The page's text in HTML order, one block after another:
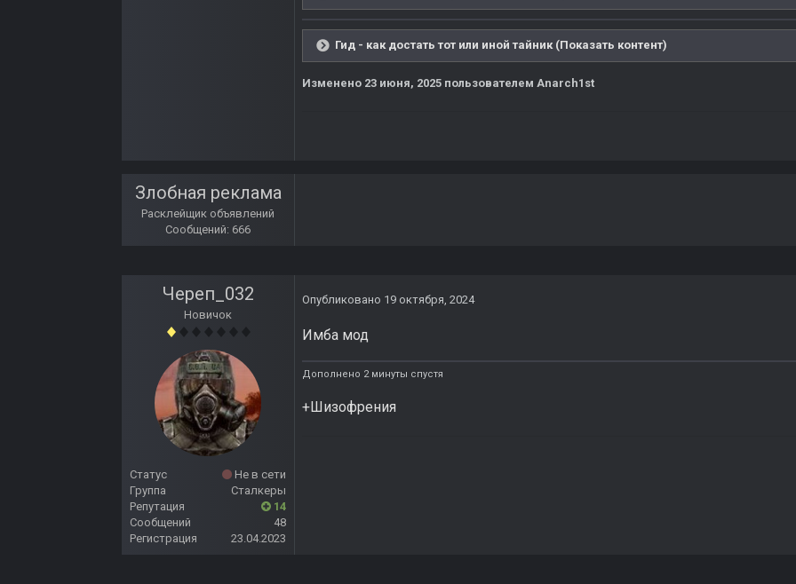
Гид - как достать тот или иной тайник (Показать контент)
Изменено 23 июня, 2025 пользователем Anarch1st
Злобная реклама
Расклейщик объявлений
Сообщений: 666
Череп_032
Новичок
Статус
Не в сети
Группа
Сталкеры
Репутация
14
Сообщений
48
Регистрация
23.04.2023
Опубликовано 19 октября, 2024
Имба мод
Дополнено 2 минуты спустя
+Шизофрения